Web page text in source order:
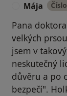
Mája
Pana
velkých
jsem v
neskutečný
důvěru a po
bezpečí".